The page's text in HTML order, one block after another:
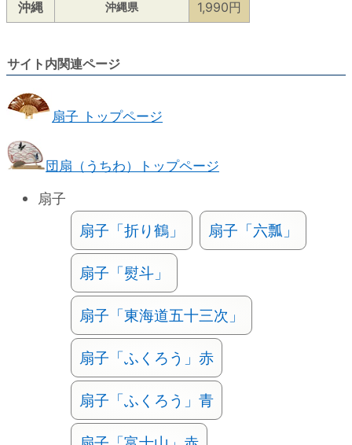
沖縄 沖縄県 1,990円
サイト内関連ページ
扇子 トップページ
団扇（うちわ）トップページ
扇子
扇子「折り鶴」 扇子「六瓢」
扇子「熨斗」
扇子「東海道五十三次」
扇子「ふくろう」赤
扇子「ふくろう」青